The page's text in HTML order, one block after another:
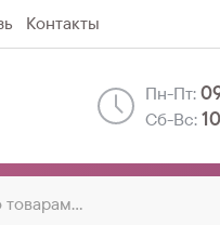
Контакты
Пн-Пт:
Сб-Вс: